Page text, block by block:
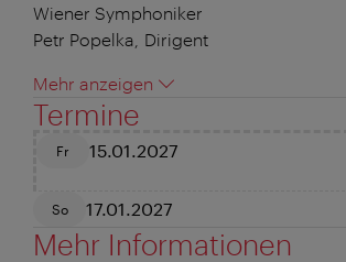
Wiener Symphoniker
Petr Popelka, Dirigent
Mehr anzeigen
Termine
Fr 15.01.2027
So 17.01.2027
Mehr Informationen